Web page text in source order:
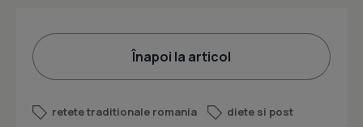
Înapoi la articol
retete traditionale romania
diete si post